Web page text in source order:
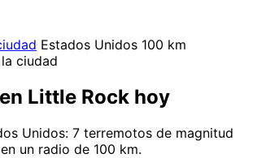
Estados Unidos 100 km
ciudad
Little Rock hoy
Unidos: 7 terremotos de magnitud
un radio de 100 km.